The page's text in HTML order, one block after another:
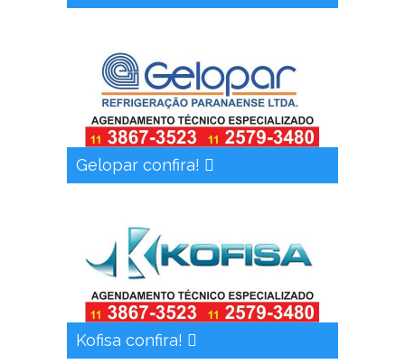
Gelopar confira!
Kofisa confira!